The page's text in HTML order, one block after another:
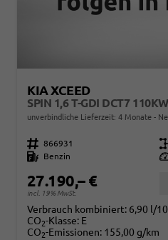
KIA XCEED
SPIN 1,6 T-GDI DCT7
unverbindliche Lieferzeit: 4 Monate
Fahrzeugnr. 866931
Kraftstoff
Benzin
27.190,– €
incl. 19% MwSt.
Verbrauch kombiniert: 6,90 l/
CO2-Klasse: E
CO2-Emissionen: 155,00 g/km